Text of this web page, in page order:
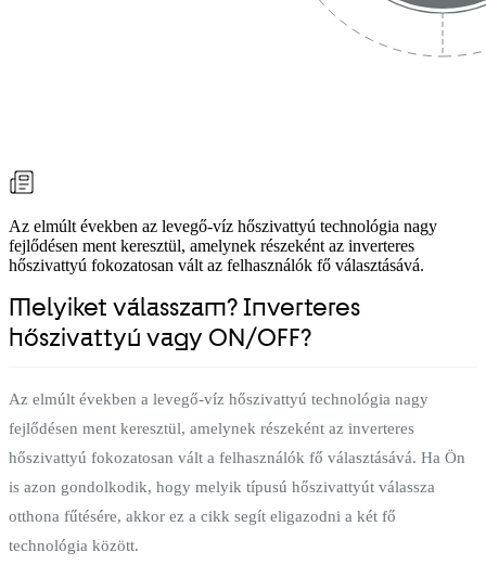
Az elmúlt években az levegő-víz hőszivattyú technológia nagy
fejlődésen ment keresztül, amelynek részeként az inverteres
hőszivattyú fokozatosan vált az felhasználók fő választásává.
Melyiket válasszam? Inverteres
hőszivattyú vagy ON/OFF?
Az elmúlt években a levegő-víz hőszivattyú technológia nagy
fejlődésen ment keresztül, amelynek részeként az inverteres
hőszivattyú fokozatosan vált a felhasználók fő választásává. Ha Ön
is azon gondolkodik, hogy melyik típusú hőszivattyút válassza
otthona fűtésére, akkor ez a cikk segít eligazodni a két fő
technológia között.